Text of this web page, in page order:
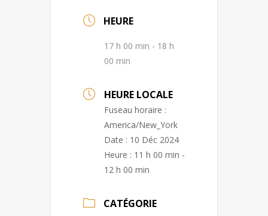
HEURE
17 h 00 min - 18 h
00 min
HEURE LOCALE
Fuseau horaire :
America/New_York
Date : 10 Déc 2024
Heure : 11 h 00 min -
12 h 00 min
CATÉGORIE